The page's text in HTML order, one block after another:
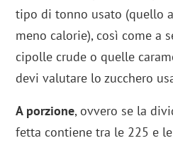
tipo di tonno usato (quello
meno calorie), così come a
cipolle crude o quelle
devi valutare lo zucchero
A porzione, ovvero se la
fetta contiene tra le 225 e